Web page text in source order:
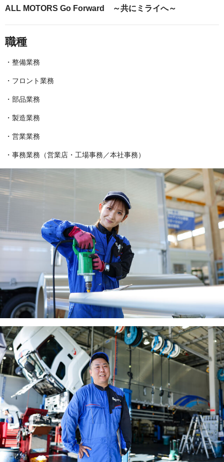
ALL MOTORS Go Forward ～共にミライへ～
職種
・整備業務
・フロント業務
・部品業務
・製造業務
・営業業務
・事務業務（営業店・工場事務／本社事務）